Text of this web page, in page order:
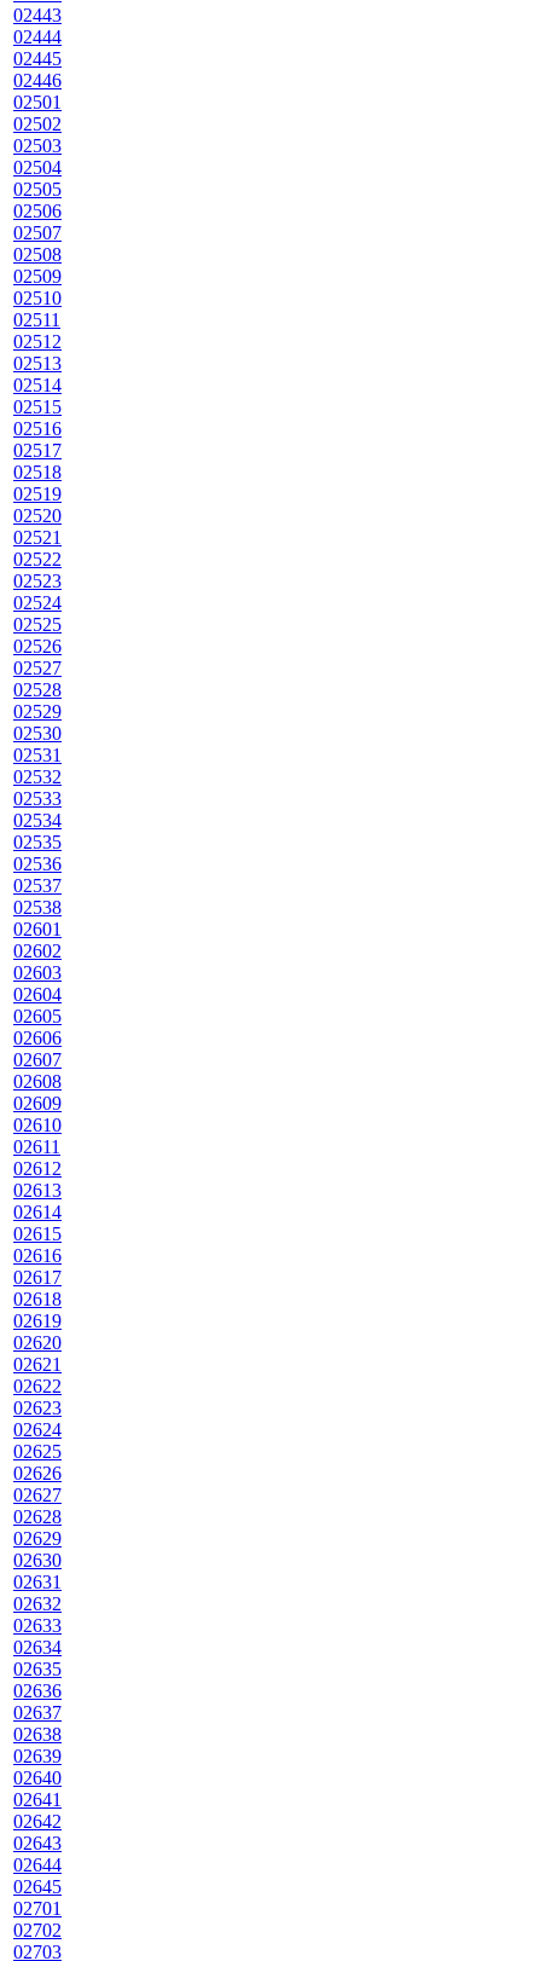
02443
02444
02445
02446
02501
02502
02503
02504
02505
02506
02507
02508
02509
02510
02511
02512
02513
02514
02515
02516
02517
02518
02519
02520
02521
02522
02523
02524
02525
02526
02527
02528
02529
02530
02531
02532
02533
02534
02535
02536
02537
02538
02601
02602
02603
02604
02605
02606
02607
02608
02609
02610
02611
02612
02613
02614
02615
02616
02617
02618
02619
02620
02621
02622
02623
02624
02625
02626
02627
02628
02629
02630
02631
02632
02633
02634
02635
02636
02637
02638
02639
02640
02641
02642
02643
02644
02645
02701
02702
02703